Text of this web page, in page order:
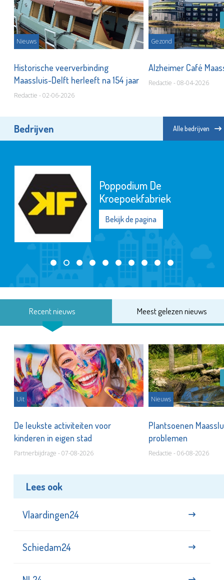
Nieuws
Historische veerverbinding
Maassluis-Delft herleeft na 154 jaar
Redactie - 02-06-2026
Gezond
Alzheimer Café
Redactie - 08-04-2026
Bedrijven Alle bedrijven
Poppodium De
Kroepoekfabriek
Bekijk de pagina
Recent nieuws Meest gelezen nieuws
Uit
De leukste activiteiten voor
kinderen in eigen stad
Partnerbijdrage - 07-08-2026
Nieuws
Plantsoenen
problemen
Redactie - 06-08-2026
Lees ook
Vlaardingen24
Schiedam24